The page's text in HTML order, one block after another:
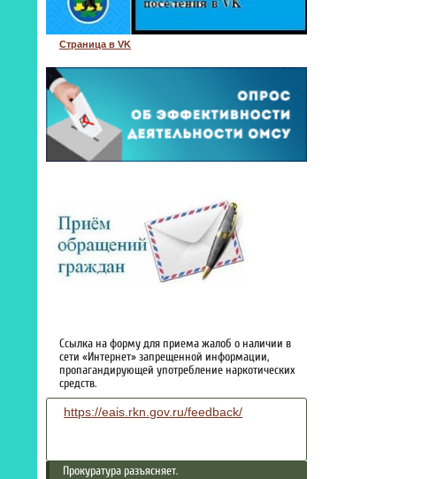
Страница в VK
Ссылка на форму для приема жалоб о наличии в
сети «Интернет» запрещенной информации,
пропагандирующей употребление наркотических
средств.
https://eais.rkn.gov.ru/feedback/
Прокуратура разъясняет.